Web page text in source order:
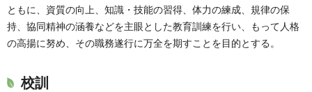
ともに、資質の向上、知識・技能の習得、体力の練成、規律の保
持、協同精神の涵養などを主眼とした教育訓練を行い、もって人格
の高揚に努め、その職務遂行に万全を期すことを目的とする。
校訓